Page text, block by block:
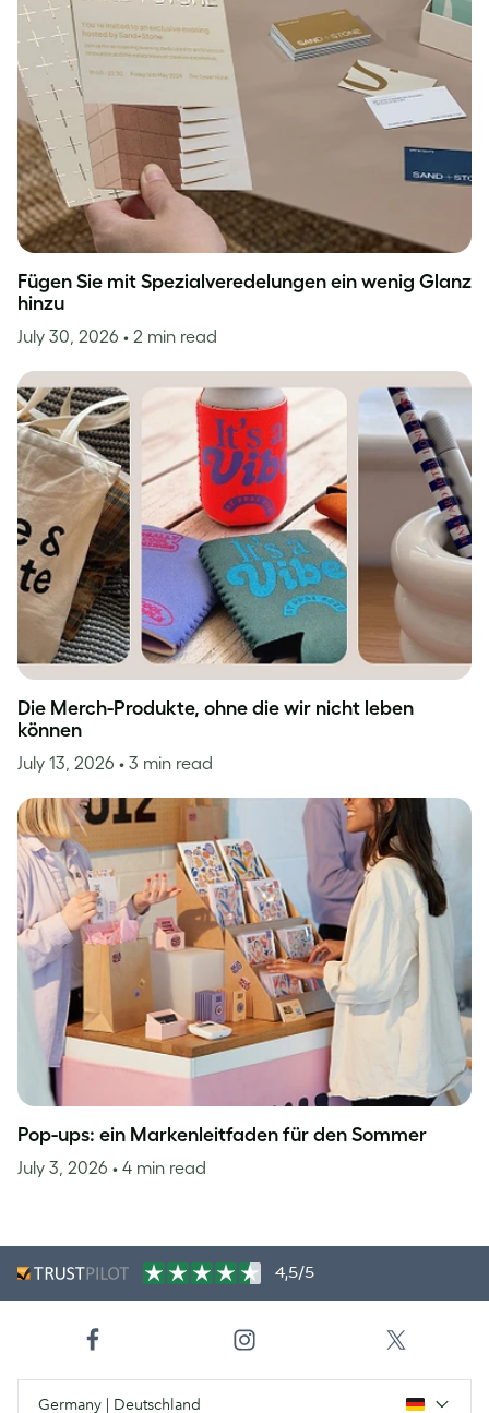
Fügen Sie mit Spezialveredelungen ein wenig Glanz
hinzu
July 30, 2026 • 2 min read
Die Merch-Produkte, ohne die wir nicht leben
können
July 13, 2026 • 3 min read
Pop-ups: ein Markenleitfaden für den Sommer
July 3, 2026 • 4 min read
4,5/5
Germany | Deutschland